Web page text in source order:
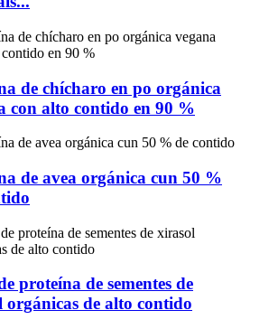
de chícharo en po orgánica
con alto contido en 90 %
de avea orgánica cun 50 %
proteína de sementes de
orgánicas de alto contido